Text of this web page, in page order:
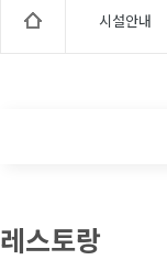
시설안내
레스토랑